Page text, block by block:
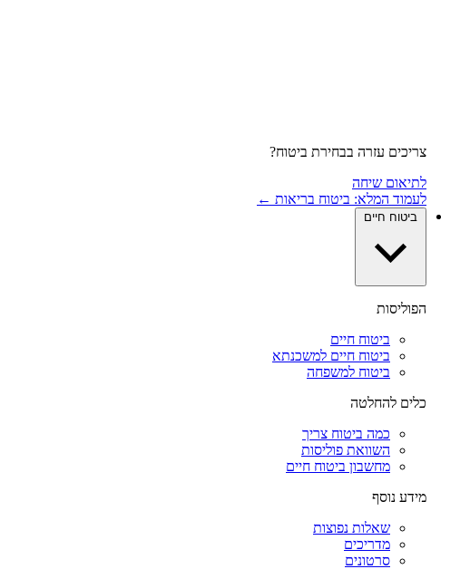
צריכים עזרה בבחירת ביטוח?
לתיאום שיחה
לעמוד המלא: ביטוח בריאות ←
ביטוח חיים
הפוליסות
ביטוח חיים
ביטוח חיים למשכנתא
ביטוח למשפחה
כלים להחלטה
כמה ביטוח צריך
השוואת פוליסות
מחשבון ביטוח חיים
מידע נוסף
שאלות נפוצות
מדריכים
סרטונים